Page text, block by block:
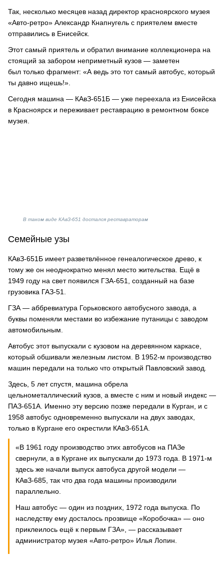
Так, несколько месяцев назад директор красноярского музея
«Авто-ретро» Александр Кнапнугель с приятелем вместе
отправились в Енисейск.
Этот самый приятель и обратил внимание коллекционера на
стоящий за забором неприметный кузов — заметен
был только фрагмент: «А ведь это тот самый автобус, который
ты давно ищешь!».
Сегодня машина — КАвЗ-651Б — уже переехала из Енисейска
в Красноярск и переживает реставрацию в ремонтном боксе
музея.
В таком виде КАвЗ-651 достался реставраторам
Семейные узы
КАвЗ-651Б имеет разветвлённое генеалогическое древо, к
тому же он неоднократно менял место жительства. Ещё в
1949 году на свет появился ГЗА-651, созданный на базе
грузовика ГАЗ-51.
ГЗА — аббревиатура Горьковского автобусного завода, а
буквы поменяли местами во избежание путаницы с заводом
автомобильным.
Автобус этот выпускали с кузовом на деревянном каркасе,
который обшивали железным листом. В 1952-м производство
машин передали на только что открытый Павловский завод.
Здесь, 5 лет спустя, машина обрела
цельнометаллический кузов, а вместе с ним и новый индекс —
ПАЗ-651А. Именно эту версию позже передали в Курган, и с
1958 автобус одновременно выпускали на двух заводах,
только в Кургане его окрестили КАвЗ-651А.
«В 1961 году производство этих автобусов на ПАЗе
свернули, а в Кургане их выпускали до 1973 года. В 1971-м
здесь же начали выпуск автобуса другой модели —
КАвЗ-685, так что два года машины производили
параллельно.
Наш автобус — один из поздних, 1972 года выпуска. По
наследству ему досталось прозвище «Коробочка» — оно
приклеилось ещё к первым ГЗА», — рассказывает
администратор музея «Авто-ретро» Илья Лопин.